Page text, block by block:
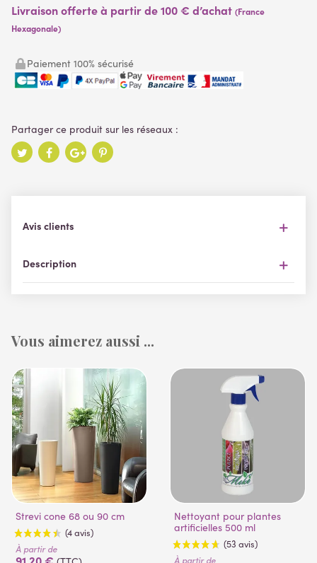
Livraison offerte à partir de 100 € d’achat (France
Hexagonale)
Paiement 100% sécurisé
Description
Avis clients
Vous aimerez aussi ...
Strevi cone 68 ou 90 cm
À partir de
Nettoyant pour plantes
artificielles 500 ml
À partir de